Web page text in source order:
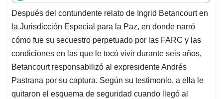
t
s
A
p
p
e
b
o
o
k
k
e
d
I
n
i
l
e
a
d
s
Después del contundente relato de Ingrid Betancourt en
la Jurisdicción Especial para la Paz, en donde narró
cómo fue su secuestro perpetuado por las FARC y las
condiciones en las que le tocó vivir durante seis años,
Betancourt responsabilizó al expresidente Andrés
Pastrana por su captura. Según su testimonio, a ella le
quitaron el esquema de seguridad cuando llegó al